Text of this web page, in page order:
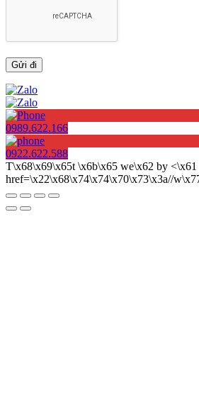
0989.622.166
0922.622.588
T\x68\x69\x65t \x6b\x65 we\x62 by <\x61
href=\x22\x68\x74\x74\x70\x73\x3a//